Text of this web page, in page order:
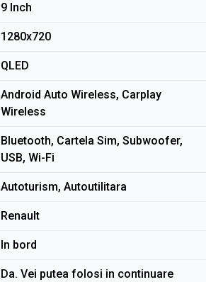
9 Inch
1280x720
QLED
Android Auto Wireless, Carplay
Wireless
Bluetooth, Cartela Sim, Subwoofer,
USB, Wi-Fi
Autoturism, Autoutilitara
Renault
In bord
Da. Vei putea folosi in continuare